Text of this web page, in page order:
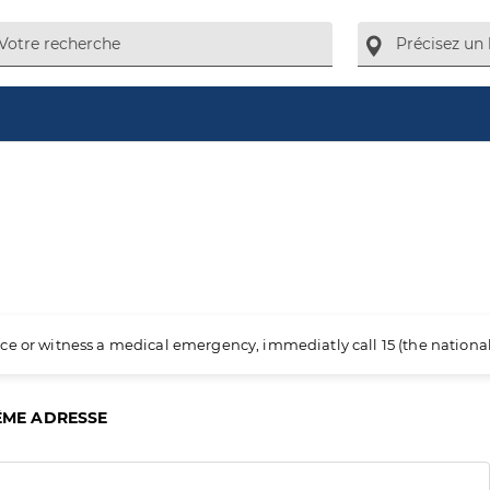
or witness a medical emergency, immediatly call 15 (the
ADRESSE